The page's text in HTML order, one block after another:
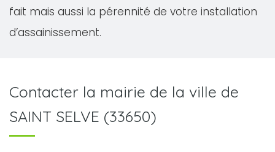
fait mais aussi la pérennité de votre installation
d’assainissement.
Contacter la mairie de la ville de
SAINT SELVE (33650)